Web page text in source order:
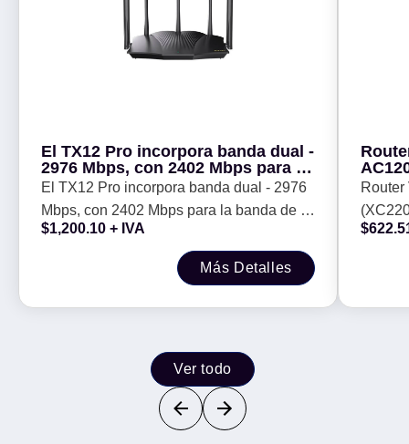
El TX12 Pro incorpora banda dual -
2976 Mbps, con 2402 Mbps para la
banda de 5 GHz y 574 Mbps para la
banda de 2, 4 GHz, ancho de
banda de 160 MHz
El TX12 Pro incorpora banda dual - 2976
Mbps, con 2402 Mbps para la banda de 5
GHz y 574 Mbps para la banda de 2, 4
GHz, ancho de banda de 160 MHz
$1,200.10 + IVA
Más Detalles
LAN
RJ11
10/
$
Ver todo